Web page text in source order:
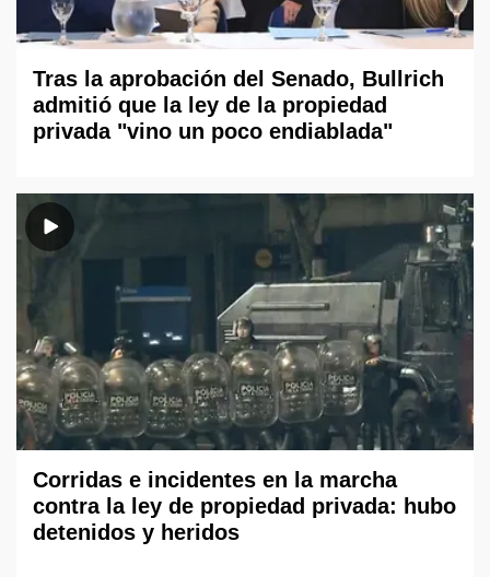
Tras la aprobación del Senado, Bullrich
admitió que la ley de la propiedad
privada "vino un poco endiablada"
Corridas e incidentes en la marcha
contra la ley de propiedad privada: hubo
detenidos y heridos